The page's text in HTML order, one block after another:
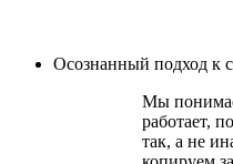
Осознанный подход к
Мы
работает,
так, а не